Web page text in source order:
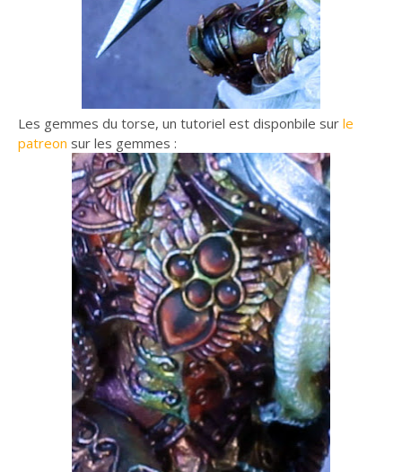
Les gemmes du torse, un tutoriel est disponbile sur le
patreon sur les gemmes :